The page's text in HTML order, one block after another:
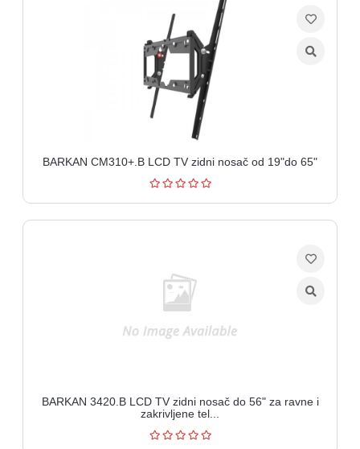
BARKAN CM310+.B LCD TV zidni nosač od 19"do 65"
BARKAN 3420.B LCD TV zidni nosač do 56" za ravne i
zakrivljene tel...